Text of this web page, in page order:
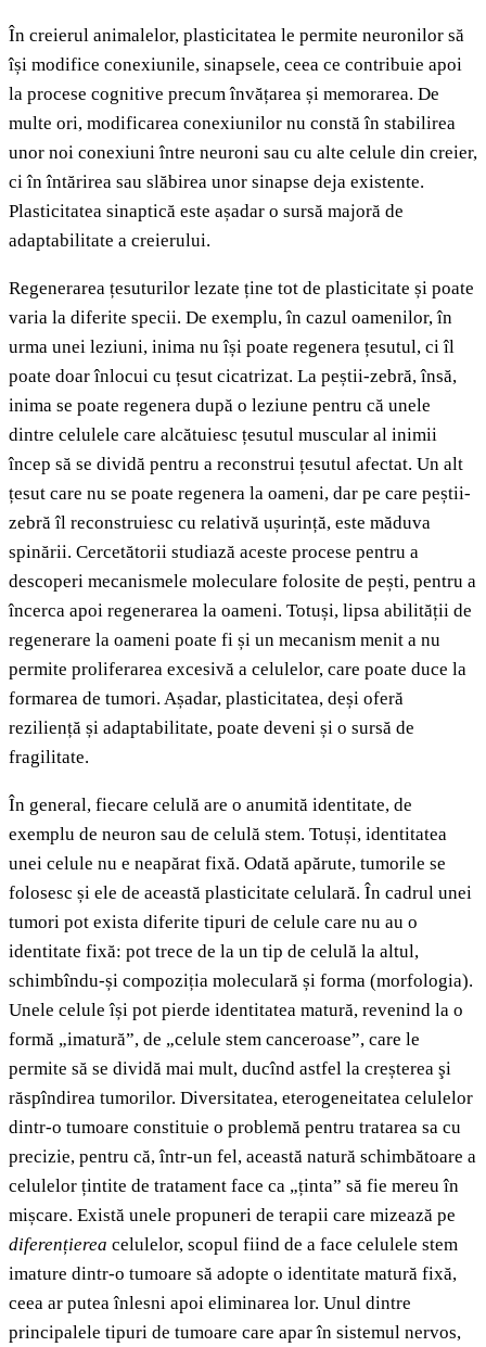
În creierul animalelor, plasticitatea le permite neuronilor să
își modifice conexiunile, sinapsele, ceea ce contribuie apoi
la procese cognitive precum învățarea și memorarea. De
multe ori, modificarea conexiunilor nu constă în stabilirea
unor noi conexiuni între neuroni sau cu alte celule din creier,
ci în întărirea sau slăbirea unor sinapse deja existente.
Plasticitatea sinaptică este așadar o sursă majoră de
adaptabilitate a creierului.
Regenerarea țesuturilor lezate ține tot de plasticitate și poate
varia la diferite specii. De exemplu, în cazul oamenilor, în
urma unei leziuni, inima nu își poate regenera țesutul, ci îl
poate doar înlocui cu țesut cicatrizat. La peștii-zebră, însă,
inima se poate regenera după o leziune pentru că unele
dintre celulele care alcătuiesc țesutul muscular al inimii
încep să se dividă pentru a reconstrui țesutul afectat. Un alt
țesut care nu se poate regenera la oameni, dar pe care peștii-
zebră îl reconstruiesc cu relativă ușurință, este măduva
spinării. Cercetătorii studiază aceste procese pentru a
descoperi mecanismele moleculare folosite de pești, pentru a
încerca apoi regenerarea la oameni. Totuși, lipsa abilității de
regenerare la oameni poate fi și un mecanism menit a nu
permite proliferarea excesivă a celulelor, care poate duce la
formarea de tumori. Așadar, plasticitatea, deși oferă
reziliență și adaptabilitate, poate deveni și o sursă de
fragilitate.
În general, fiecare celulă are o anumită identitate, de
exemplu de neuron sau de celulă stem. Totuși, identitatea
unei celule nu e neapărat fixă. Odată apărute, tumorile se
folosesc și ele de această plasticitate celulară. În cadrul unei
tumori pot exista diferite tipuri de celule care nu au o
identitate fixă: pot trece de la un tip de celulă la altul,
schimbîndu-și compoziția moleculară și forma (morfologia).
Unele celule își pot pierde identitatea matură, revenind la o
formă „imatură”, de „celule stem canceroase”, care le
permite să se dividă mai mult, ducînd astfel la creșterea şi
răspîndirea tumorilor. Diversitatea, eterogeneitatea celulelor
dintr-o tumoare constituie o problemă pentru tratarea sa cu
precizie, pentru că, într-un fel, această natură schimbătoare a
celulelor țintite de tratament face ca „ținta” să fie mereu în
mișcare. Există unele propuneri de terapii care mizează pe
diferențierea celulelor, scopul fiind de a face celulele stem
imature dintr-o tumoare să adopte o identitate matură fixă,
ceea ar putea înlesni apoi eliminarea lor. Unul dintre
principalele tipuri de tumoare care apar în sistemul nervos,